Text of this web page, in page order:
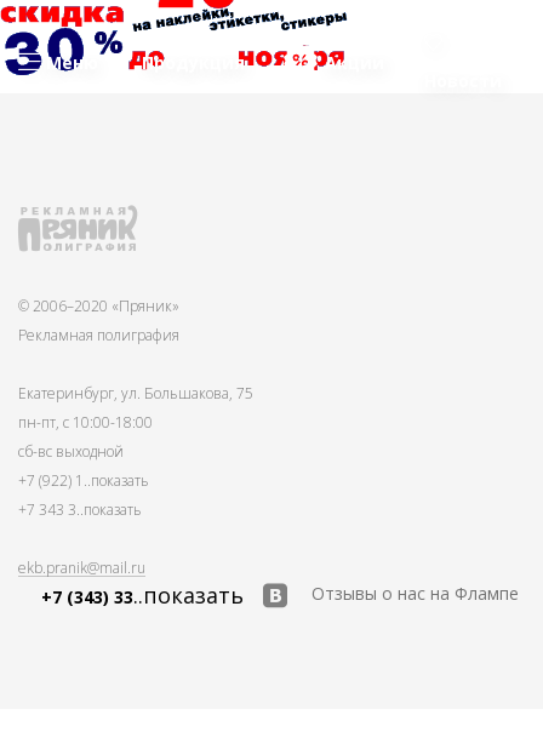
Меню Продукция
Акции
© 2006–2020 «Пряник»
Рекламная полиграфия
Екатеринбург, ул. Большакова, 75
пн-пт, с 10:00-18:00
сб-вс выходной
+7 (922) 1 ..показать
+7 343 3..показать
ekb.pranik@mail.ru
+7 (343) 33..показать Отзывы о нас на Флампе